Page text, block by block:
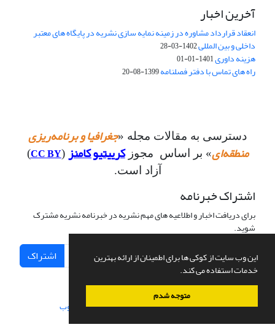
این وب سایت از کوکی ها برای اطمینان از ارائه بهترین
خدمات استفاده می کند.
متوجه شدم
آخرین اخبار
انعقاد قرارداد مشاوره در زمینه نمایه سازی نشریه در پایگاه های معتبر
داخلی و بین المللی1402-03-28
هزینه داوری1401-01-01
راه های تماس با دفتر فصلنامه1399-08-20
دسترسی به مقالات مجله «جغرافیا و برنامه‌ریزی
منطقه‌ای» بر اساس مجوزکرییتیو کامنز (
CC BY
)
آزاد است.
اشتراک خبرنامه
برای دریافت اخبار و اطلاعیه های مهم نشریه در خبرنامه نشریه مشترک
شوید.
اشتراک
سامانه مدیریت نشریات علمی.طراحی و پیاده سازی از سیناوب